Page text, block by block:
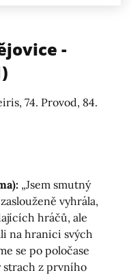
-
74. Provod, 84.
„Jsem smutný
vyhrála,
hráčů, ale
na hranici svých
se po poločase
strach z prvního